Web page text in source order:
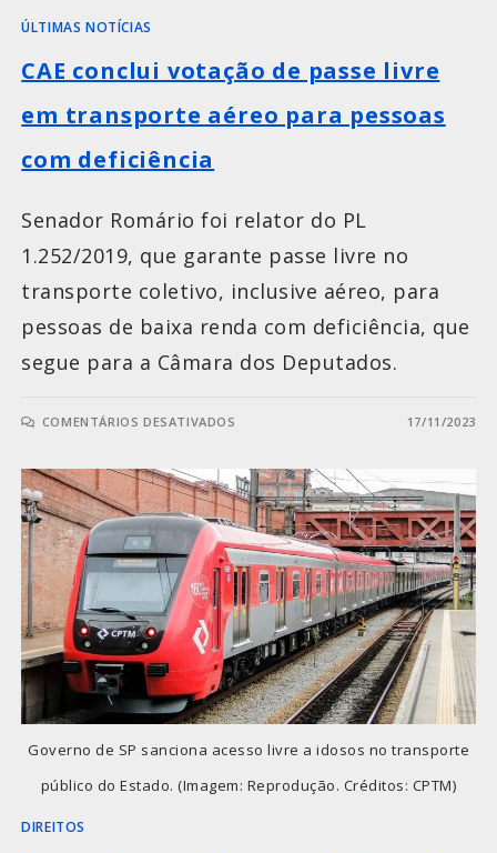
ÚLTIMAS NOTÍCIAS
CAE conclui votação de passe livre
em transporte aéreo para pessoas
com deficiência
Senador Romário foi relator do PL
1.252/2019, que garante passe livre no
transporte coletivo, inclusive aéreo, para
pessoas de baixa renda com deficiência, que
segue para a Câmara dos Deputados.
COMENTÁRIOS DESATIVADOS 17/11/2023
Governo de SP sanciona acesso livre a idosos no transporte
público do Estado. (Imagem: Reprodução. Créditos: CPTM)
DIREITOS